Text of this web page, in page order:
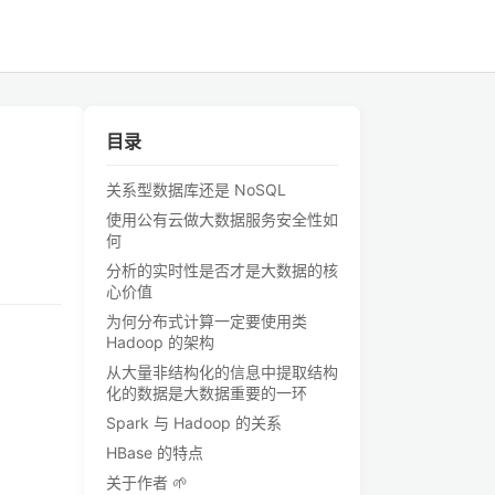
目录
关系型数据库还是 NoSQL
使用公有云做大数据服务安全性如
何
分析的实时性是否才是大数据的核
心价值
为何分布式计算一定要使用类
Hadoop 的架构
从大量非结构化的信息中提取结构
化的数据是大数据重要的一环
Spark 与 Hadoop 的关系
HBase 的特点
关于作者 🌱